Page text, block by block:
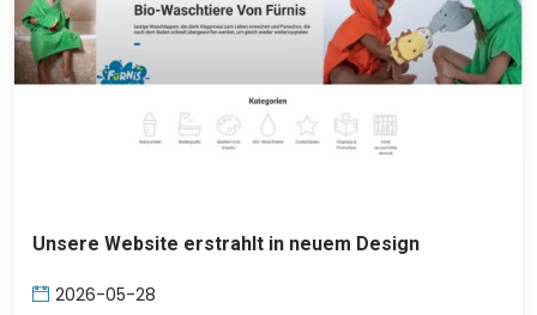
Unsere Website erstrahlt in neuem Design
2026-05-28